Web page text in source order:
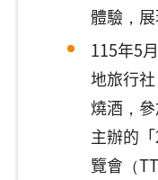
體驗，
115年5
地旅行
燒酒，
主辦的
覽會（